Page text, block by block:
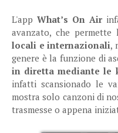
L'appWhat’s On Air
avanzato, che permette
locali e internazionali,
genere è la funzione di
in diretta mediante le
infatti scansionado le
mostra solo canzoni di
trasmesse o appena